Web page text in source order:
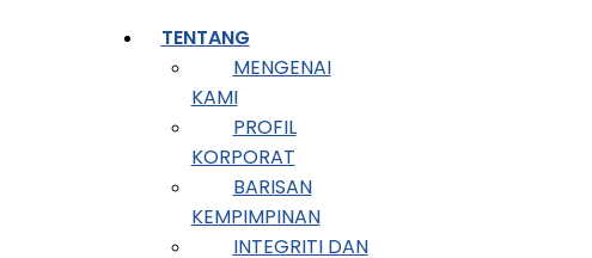
TENTANG
MENGENAI
KAMI
PROFIL
KORPORAT
BARISAN
KEMPIMPINAN
INTEGRITI DAN